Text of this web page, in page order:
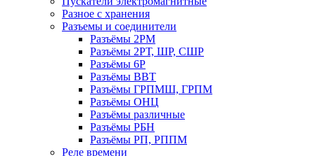
Разное с хранения
Разъемы и соединители
Разъёмы 2РМ
Разъёмы 2РТ, ШР, СШР
Разъёмы 6Р
Разъёмы ВВТ
Разъёмы ГРПМШ, ГРПМ
Разъёмы ОНЦ
Разъёмы различные
Разъёмы РБН
Разъёмы РП, РППМ
Реле времени